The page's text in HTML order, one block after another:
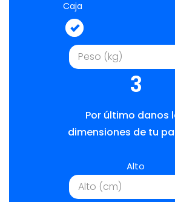
Caja
3
Por último danos
dimensiones de tu
Alto